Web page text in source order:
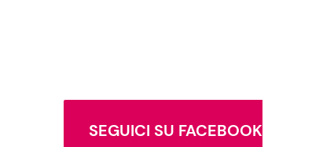
SEGUICI SU FACEBOOK